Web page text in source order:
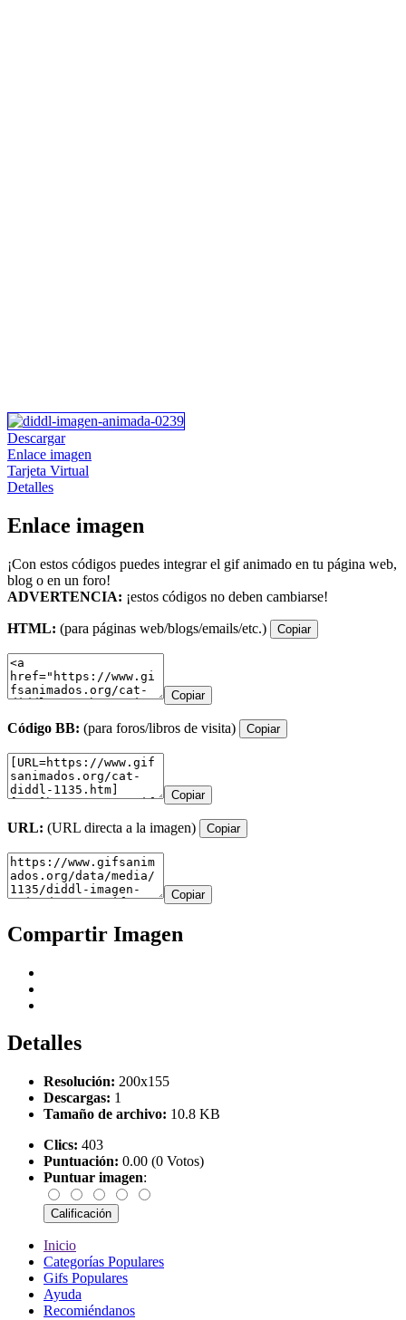
Descargar
Enlace imagen
Tarjeta Virtual
Detalles
Enlace imagen
¡Con estos códigos puedes integrar el gif animado en tu página web,
blog o en un foro!
ADVERTENCIA: ¡estos códigos no deben cambiarse!
HTML: (para páginas web/blogs/emails/etc.) Copiar
Copiar
Código BB: (para foros/libros de visita) Copiar
Copiar
URL: (URL directa a la imagen) Copiar
Copiar
Compartir Imagen
Detalles
Resolución: 200x155
Descargas: 1
Tamaño de archivo: 10.8 KB
Clics: 403
Puntuación: 0.00 (0 Votos)
Puntuar imagen:
Inicio
Categorías Populares
Gifs Populares
Ayuda
Recomiéndanos